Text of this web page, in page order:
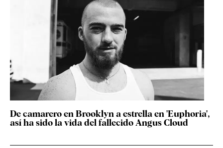
De camarero en Brooklyn a estrella en 'Euphoria',
así ha sido la vida del fallecido Angus Cloud